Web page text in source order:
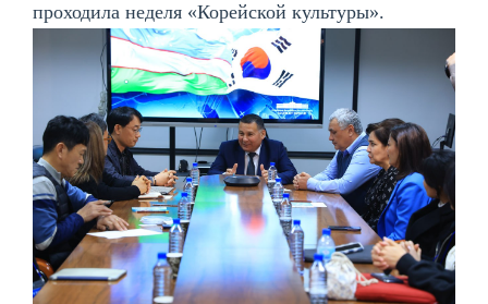
проходила неделя «Корейской культуры».